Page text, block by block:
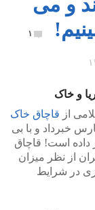
۱
و خاک
از قاچاق خاک
خبرداد و با بی
داده است! قاچاق
از نظر میزان
در شرایط